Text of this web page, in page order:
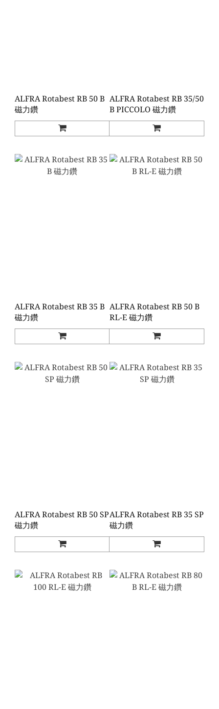
ALFRA Rotabest RB 50 B
磁力鑽
ALFRA Rotabest RB 35/50
B PICCOLO 磁力鑽
ALFRA Rotabest RB 35 B
磁力鑽
ALFRA Rotabest RB 50 B
RL-E 磁力鑽
ALFRA Rotabest RB 50 SP
磁力鑽
ALFRA Rotabest RB 35 SP
磁力鑽